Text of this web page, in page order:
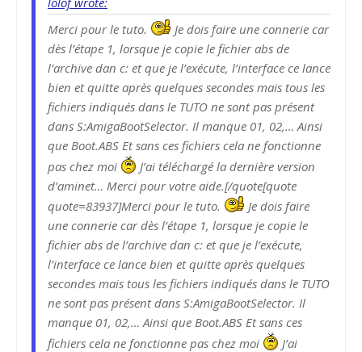
Merci pour le tuto.
Je dois faire une connerie car
dès l’étape 1, lorsque je copie le fichier abs de
l’archive dan c: et que je l’exécute, l’interface ce lance
bien et quitte après quelques secondes mais tous les
fichiers indiqués dans le TUTO ne sont pas présent
dans S:AmigaBootSelector. Il manque 01, 02,… Ainsi
que Boot.ABS Et sans ces fichiers cela ne fonctionne
pas chez moi
J’ai téléchargé la dernière version
d’aminet… Merci pour votre aide.[/quote[quote
quote=83937]Merci pour le tuto.
Je dois faire
une connerie car dès l’étape 1, lorsque je copie le
fichier abs de l’archive dan c: et que je l’exécute,
l’interface ce lance bien et quitte après quelques
secondes mais tous les fichiers indiqués dans le TUTO
ne sont pas présent dans S:AmigaBootSelector. Il
manque 01, 02,… Ainsi que Boot.ABS Et sans ces
fichiers cela ne fonctionne pas chez moi
J’ai